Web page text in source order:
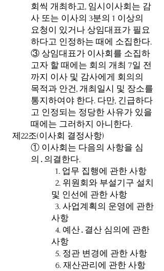
회씩 개최하고, 임시이사회는 감
사 또는 이사의 3분의 1 이상의
요청이 있거나 상임대표가 필요
하다고 인정하는 때에 소집한다.
③ 상임대표가 이사회를 소집하
고자 할 때에는 회의 개최 7일 전
까지 이사 및 감사에게 회의의
목적과 안건, 개최일시 및 장소를
통지하여야 한다. 다만, 긴급하다
고 인정되는 정당한 사유가 있을
때에는 그러하지 아니한다.
제22조(이사회 결정사항)
① 이사회는 다음의 사항을 심
의․의결한다.
1. 업무 집행에 관한 사항
2. 위원회와 부설기구 설치
및 인선에 관한 사항
3. 사업계획의 운영에 관한
사항
4. 예산․결산 심의에 관한
사항
5. 정관 변경에 관한 사항
6. 재산관리에 관한 사항